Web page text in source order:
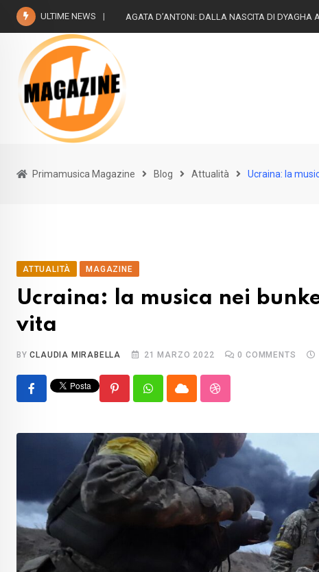
Skip
content
ULTIME NEWS The Beatless- Risuoni “2022
Primamusica Magazine Blog Attualità Ucraina: la
ATTUALITÀ MAGAZINE
Ucraina: la musica nei
vita
BYCLAUDIA MIRABELLA 21 MARZO 2022 0 COMMENTS
PinterestWhatsappCloud StumbleUpon